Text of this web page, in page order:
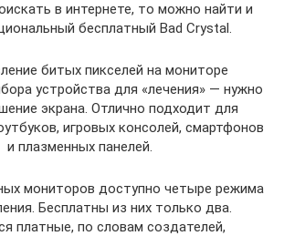
в интернете, то можно найти и
бесплатный Bad Crystal.
битых пикселей на мониторе
устройства для «лечения» — нужно
экрана. Отлично подходит для
игровых консолей, смартфонов
и плазменных панелей.
мониторов доступно четыре режима
Бесплатны из них только два.
платные, по словам создателей,